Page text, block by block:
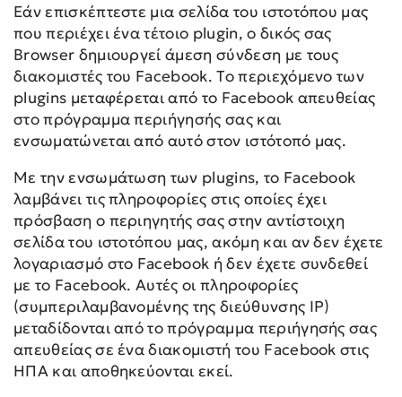
Εάν επισκέπτεστε μια σελίδα του ιστοτόπου μας
που περιέχει ένα τέτοιο plugin, ο δικός σας
Browser δημιουργεί άμεση σύνδεση με τους
διακομιστές του Facebook. Το περιεχόμενο των
plugins μεταφέρεται από το Facebook απευθείας
στο πρόγραμμα περιήγησής σας και
ενσωματώνεται από αυτό στον ιστότοπό μας.
Με την ενσωμάτωση των plugins, το Facebook
λαμβάνει τις πληροφορίες στις οποίες έχει
πρόσβαση ο περιηγητής σας στην αντίστοιχη
σελίδα του ιστοτόπου μας, ακόμη και αν δεν έχετε
λογαριασμό στο Facebook ή δεν έχετε συνδεθεί
με το Facebook. Αυτές οι πληροφορίες
(συμπεριλαμβανομένης της διεύθυνσης IP)
μεταδίδονται από το πρόγραμμα περιήγησής σας
απευθείας σε ένα διακομιστή του Facebook στις
ΗΠΑ και αποθηκεύονται εκεί.